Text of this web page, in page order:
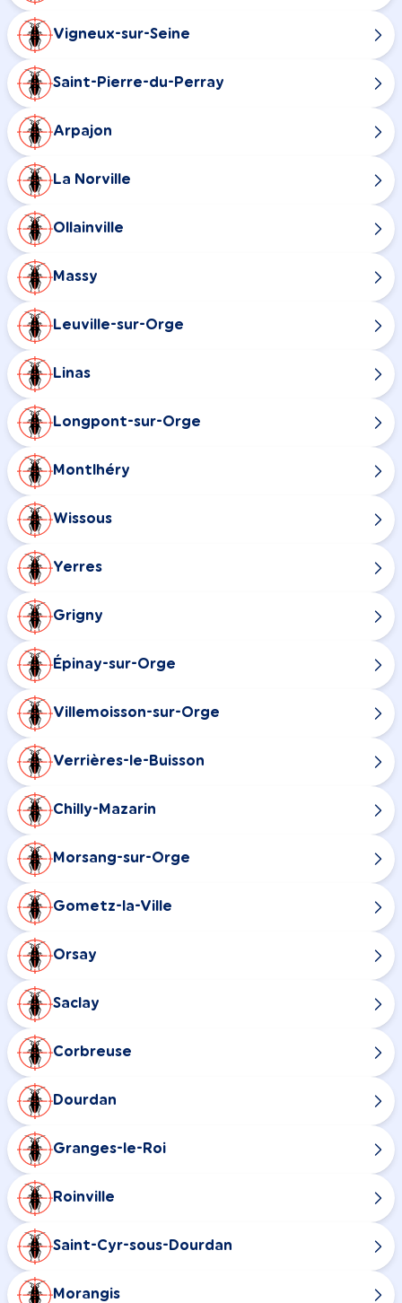
Vigneux-sur-Seine
Saint-Pierre-du-Perray
Arpajon
La Norville
Ollainville
Massy
Leuville-sur-Orge
Linas
Longpont-sur-Orge
Montlhéry
Wissous
Yerres
Grigny
Épinay-sur-Orge
Villemoisson-sur-Orge
Verrières-le-Buisson
Chilly-Mazarin
Morsang-sur-Orge
Gometz-la-Ville
Orsay
Saclay
Corbreuse
Dourdan
Granges-le-Roi
Roinville
Saint-Cyr-sous-Dourdan
Morangis